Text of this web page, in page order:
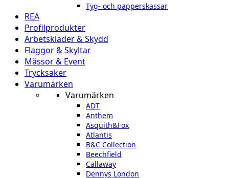
Tyg- och papperskassar
REA
Profilprodukter
Arbetskläder & Skydd
Flaggor & Skyltar
Mässor & Event
Trycksaker
Varumärken
Varumärken
ADT
Anthem
Asquith&Fox
Atlantis
B&C Collection
Beechfield
Callaway
Dennys London